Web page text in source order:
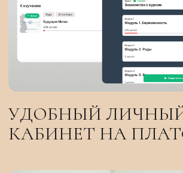
Я ознакомлен(-а) и согласен(-на) сПолитикой
оферты . Даю согласие наобработку моих
персональных данных получение
маркетинговых рассылок